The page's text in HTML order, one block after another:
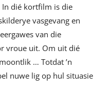
In dié kortfilm is die
vasgevang en
van die
vroue uit. Om uit dié
… Totdat ’n
nuwe lig op hul situasie